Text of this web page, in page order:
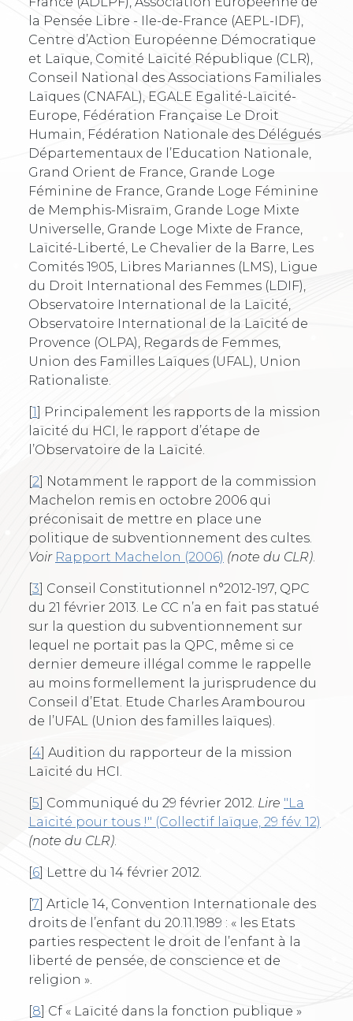
la Pensée Libre - Ile-de-France (AEPL-IDF),
Centre d’Action Européenne Démocratique
et Laïque, Comité Laïcité République (CLR),
Conseil National des Associations Familiales
Laïques (CNAFAL), EGALE Egalité-Laïcité-
Europe, Fédération Française Le Droit
Humain, Fédération Nationale des Délégués
Départementaux de l’Education Nationale,
Grand Orient de France, Grande Loge
Féminine de France, Grande Loge Féminine
de Memphis-Misraïm, Grande Loge Mixte
Universelle, Grande Loge Mixte de France,
Laïcité-Liberté, Le Chevalier de la Barre, Les
Comités 1905, Libres Mariannes (LMS), Ligue
du Droit International des Femmes (LDIF),
Observatoire International de la Laïcité,
Observatoire International de la Laïcité de
Provence (OLPA), Regards de Femmes,
Union des Familles Laïques (UFAL), Union
Rationaliste.
[1] Principalement les rapports de la mission
laïcité du HCI, le rapport d’étape de
l’Observatoire de la Laïcité.
[2] Notamment le rapport de la commission
Machelon remis en octobre 2006 qui
préconisait de mettre en place une
politique de subventionnement des cultes.
Voir Rapport Machelon (2006) (note du CLR)
[3] Conseil Constitutionnel n°2012-197, QPC
du 21 février 2013. Le CC n’a en fait pas statué
sur la question du subventionnement sur
lequel ne portait pas la QPC, même si ce
dernier demeure illégal comme le rappelle
au moins formellement la jurisprudence du
Conseil d’Etat. Etude Charles Arambourou
de l’UFAL (Union des familles laïques).
[4] Audition du rapporteur de la mission
Laïcité du HCI.
[5] Communiqué du 29 février 2012. Lire "La
Laïcité pour tous !" (Collectif laïque, 29 fév. 12)
(note du CLR)
[6] Lettre du 14 février 2012.
[7] Article 14, Convention Internationale des
droits de l’enfant du 20.11.1989 : « les Etats
parties respectent le droit de l’enfant à la
liberté de pensée, de conscience et de
religion ».
[8] Cf « Laïcité dans la fonction publique »